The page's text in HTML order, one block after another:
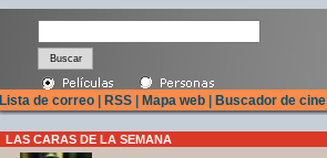
Lista de correo RSS Mapa web Buscador de cine
LAS CARAS DE LA SEMANA